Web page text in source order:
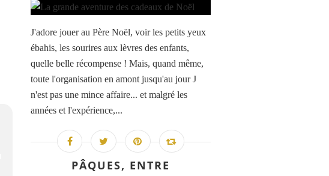
J'adore jouer au Père Noël, voir les petits yeux
ébahis, les sourires aux lèvres des enfants,
quelle belle récompense ! Mais, quand même,
toute l'organisation en amont jusqu'au jour J
n'est pas une mince affaire... et malgré les
années et l'expérience,...
PÂQUES, ENTRE